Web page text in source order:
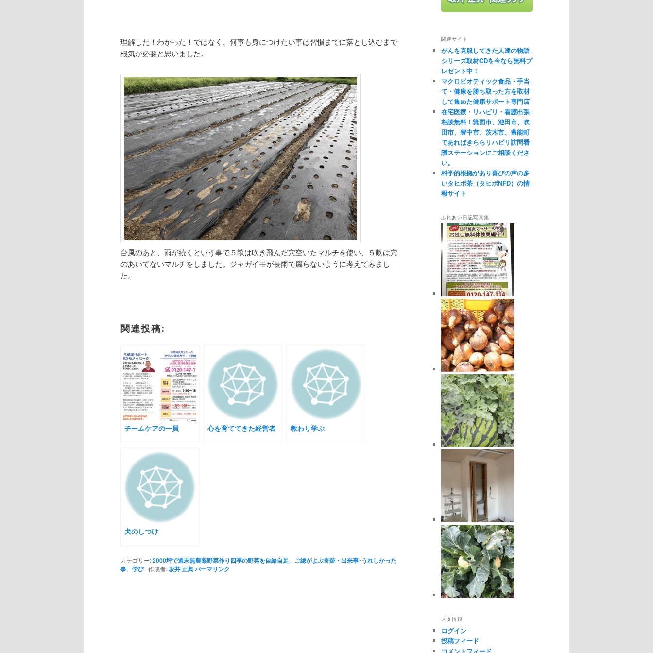
理解した！わかった！ではなく、何事も身につけたい事は習慣までに落とし込むまで
根気が必要と思いました。
台風のあと、雨が続くという事で５畝は吹き飛んだ穴空いたマルチを使い、５畝は穴
のあいてないマルチをしました。ジャガイモが長雨で腐らないように考えてみまし
た。
関連投稿:
チームケアの一員 心を育ててきた経営者 教わり学ぶ
犬のしつけ
カテゴリー:2000坪で週末無農薬野菜作り四季の野菜を自給自足
ご縁がよぶ奇跡・出来事･うれしかった
事
学び作成者:坂井 正典パーマリンク
関連サイト
がんを克服してきた人達の物語
シリーズ取材CDを今なら無料プ
レゼント中！
マクロビオティック食品・手当
て・健康を勝ち取った方を取材
して集めた健康サポート専門店
在宅医療・リハビリ・看護出張
相談無料！箕面市、池田市、吹
田市、豊中市、茨木市、豊能町
であればきららリハビリ訪問看
護ステーションにご相談くださ
い。
科学的根拠があり喜びの声の多
いタヒボ茶（タヒボNFD）の情
報サイト
ふれあい日記写真集
メタ情報
ログイン
投稿フィード
コメントフィード